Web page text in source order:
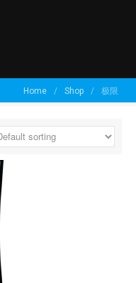
我们
讯
创意？
的体验！
Home / Shop / 极限